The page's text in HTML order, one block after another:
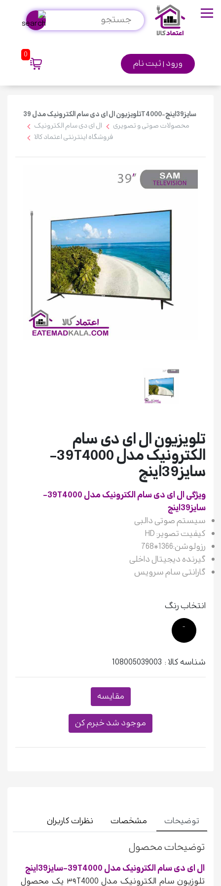
ورود | ثبت نام
تلویزیون ال ای دی سام الکترونیک مدل 39T4000-سایز39اینچ
ال ای دی سام الکترونیک
محصولات صوتی و تصویری
فروشگاه اینترنتی اعتماد کالا
تلویزیون ال ای دی سام
الکترونیک مدل 39T4000-
سایز39اینچ
ویژگی ال ای دی سام الکترونیک مدل 39T4000-
سایز39اینچ
سیستم صوتی دالبی
کیفیت تصویر: HD
رزولوشن:1366*768
گیرنده دیجیتال داخلی
گارانتی سام سرویس
انتخاب رنگ
-
شناسه کالا : 108005039003
مقایسه
موجود شد خبرم کن
توضیحات مشخصات نظرات کاربران
توضیحات محصول
ال ای دی سام الکترونیک مدل 39T4000-سایز39اینچ
تلوزیون سام الکترونیک مدل ۳۹T4000 یک محصول